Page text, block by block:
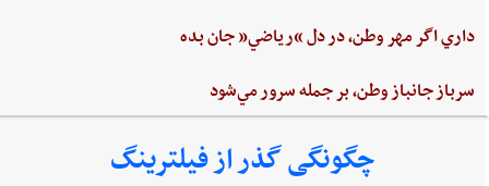
داري‌ اگر مهر وطن،‌ در دل‌ “رياضي”‌ جان ‌بده‌
سرباز جانباز وطن،‌ بر جمله سرور مي‌شود
چگونگی گذر از فیلترینگ